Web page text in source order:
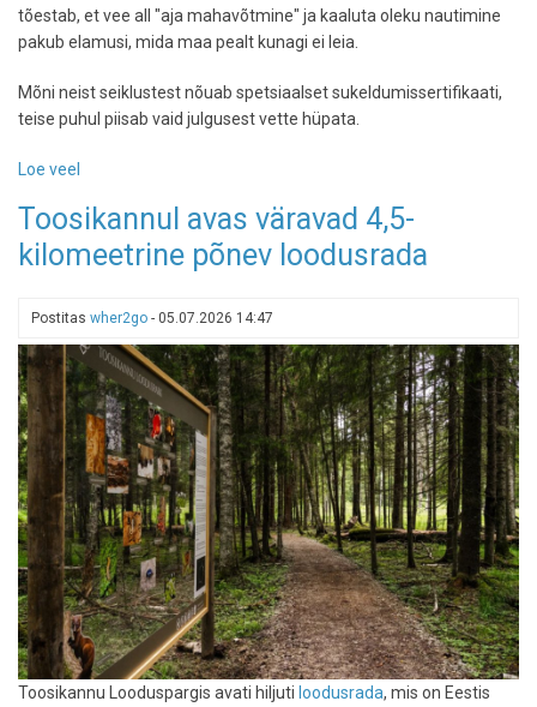
tõestab, et vee all "aja mahavõtmine" ja kaaluta oleku nautimine
pakub elamusi, mida maa pealt kunagi ei leia.
Mõni neist seiklustest nõuab spetsiaalset sukeldumissertifikaati,
teise puhul piisab vaid julgusest vette hüpata.
Loe veel
reastas
7
Toosikannul avas väravad 4,5-
kilomeetrine põnev loodusrada
Postitas wher2go - 05.07.2026 14:47
Toosikannu Looduspargis avati hiljuti loodusrada, mis on Eestis